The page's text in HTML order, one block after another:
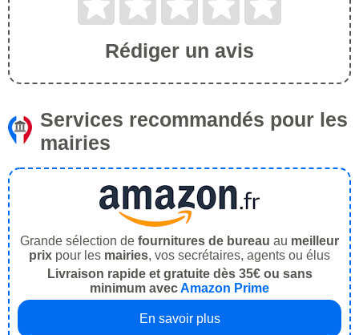
Rédiger un avis
Services recommandés pour les
mairies
Grande sélection de fournitures de bureau au meilleur
prix pour les mairies, vos secrétaires, agents ou élus
Livraison rapide et gratuite dès 35€ ou sans
minimum avecAmazon Prime
En savoir plus